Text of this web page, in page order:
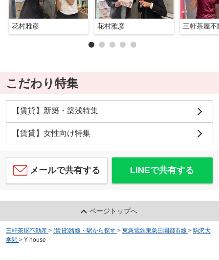
花村雅彦 花村雅彦 三軒茶屋不
こだわり特集
【賃貸】新築・築浅特集
【賃貸】女性向け特集
メールで共有する LINEで共有する
ページトップへ
三軒茶屋不動産 > (賃貸)路線・駅から探す > 東急電鉄東急田園都市線 > 駒沢大
学駅 > Y house